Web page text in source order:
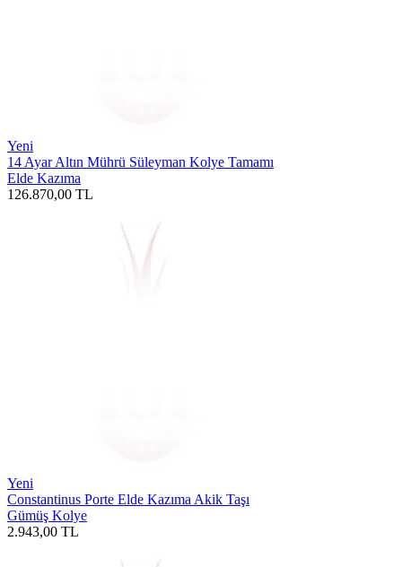
Yeni
14 Ayar Altın Mührü Süleyman Kolye Tamamı
Elde Kazıma
126.870,00 TL
Yeni
Constantinus Porte Elde Kazıma Akik Taşı
Gümüş Kolye
2.943,00 TL